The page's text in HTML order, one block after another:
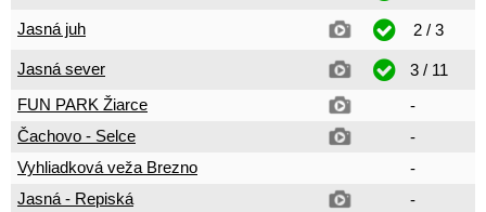
Jasná juh 2 / 3
Jasná sever
3 / 11
FUN PARK Žiarce
-
Čachovo - Selce
-
Vyhliadková veža Brezno
-
Jasná - Repiská
-